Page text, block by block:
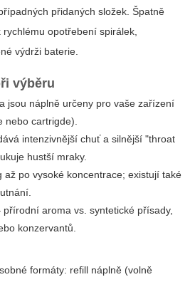
přidaných složek. Špatně
opotřebení spirálek,
výdrži baterie.
výběru
jsou náplně určeny pro vaše zařízení
nebo cartrigde).
intenzivnější chuť a silnější "throat
hustší mraky.
až po vysoké koncentrace; existují také
aroma vs. syntetické přísady,
konzervantů.
formáty: refill náplně (volně